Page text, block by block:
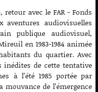
avec le FAR - Fonds
aventures audiovisuelles
publique audiovisuel,
en 1983-1984 animée
du quartier. Avec
inédites de cette tentative
à l’été 1985 portée par
de l’émergence